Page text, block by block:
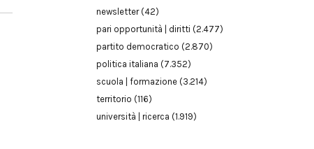
newsletter(42)
pari opportunità | diritti (2.477)
partito democratico (2.870)
politica italiana (7.352)
scuola | formazione (3.214)
territorio (116)
università | ricerca (1.919)